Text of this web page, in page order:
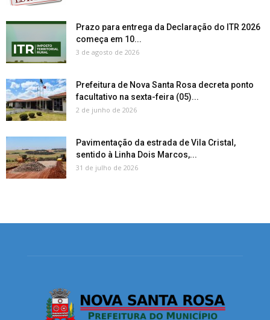
Prazo para entrega da Declaração do ITR 2026
começa em 10...
3 de agosto de 2026
Prefeitura de Nova Santa Rosa decreta ponto
facultativo na sexta-feira (05)...
2 de junho de 2026
Pavimentação da estrada de Vila Cristal,
sentido à Linha Dois Marcos,...
31 de julho de 2026